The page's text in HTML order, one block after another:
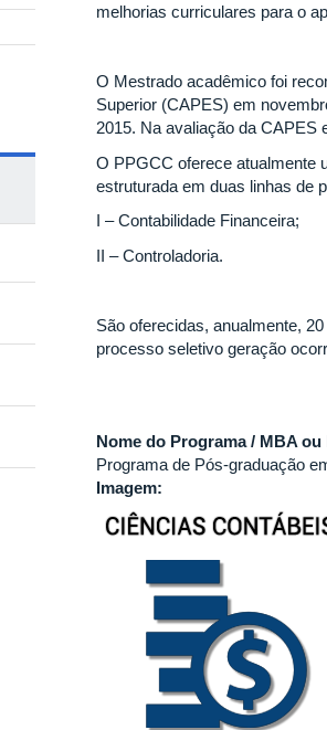
melhorias curriculares para o
O Mestrado acadêmico foi
Superior (CAPES) em
2015. Na avaliação da CAPES
O PPGCC oferece atualmente
estruturada em duas linhas de
I – Contabilidade Financeira;
II – Controladoria.
São oferecidas, anualmente,
processo seletivo geração
Nome do Programa / MBA
Programa de Pós-graduação
Imagem: